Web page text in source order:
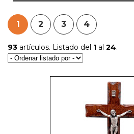
1 2 3 4
93 artículos. Listado del 1 al 24.